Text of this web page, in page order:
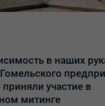
в наших
участие в
митинге